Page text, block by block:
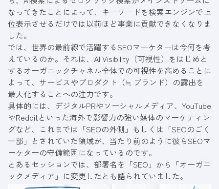
なってきたことによって、キーワードを検索エンジンで上
位表示させるだけでは以前ほど事業に貢献できなくなりま
した。
では、世界の最前線で活躍するSEOマーケターは今何を考
えているのか。それは、AI Visibility（可視性）をはじめと
するオーガニックチャネル全体での可視性を高めることに
よって、サービスやプロダクト（≒ ブランド）の露出を
最大化することへの注力です。
具体的には、デジタルPRやソーシャルメディア、YouTube
やRedditといった海外で影響力の強い媒体のマーケティン
グなど、これまでは「SEOの外側」もしくは「SEOのごく
一部」とされていた領域が、当たり前のように彼らSEOマ
ーケターの守備範囲になっているのです。
とあるセッションでは、部署名を「SEO」から「オーガニ
ックメディア」に変更したとも語られていました。